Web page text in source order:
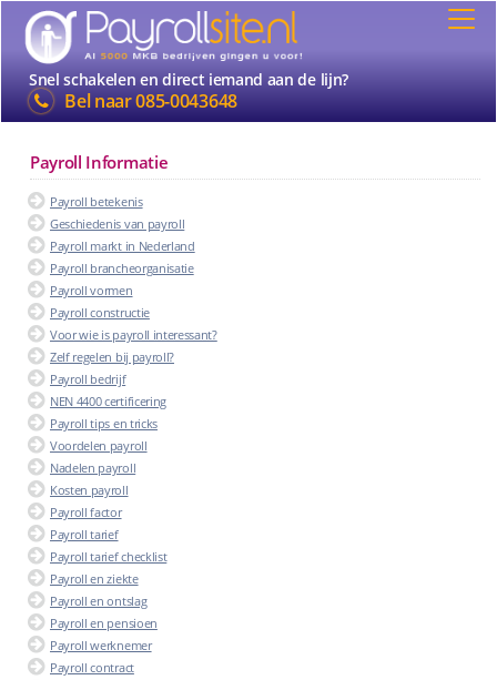
Snel schakelen en direct iemand aan de lijn?
Bel naar085-0043648
Payroll Informatie
Payroll betekenis
Geschiedenis van payroll
Payroll markt in Nederland
Payroll brancheorganisatie
Payroll vormen
Payroll constructie
Voor wie is payroll interessant?
Zelf regelen bij payroll?
Payroll bedrijf
NEN 4400 certificering
Payroll tips en tricks
Voordelen payroll
Nadelen payroll
Kosten payroll
Payroll factor
Payroll tarief
Payroll tarief checklist
Payroll en ziekte
Payroll en ontslag
Payroll en pensioen
Payroll werknemer
Payroll contract